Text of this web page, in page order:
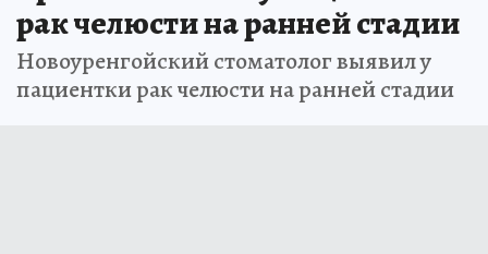
рак челюсти на ранней стадии
Новоуренгойский стоматолог выявил у
пациентки рак челюсти на ранней стадии